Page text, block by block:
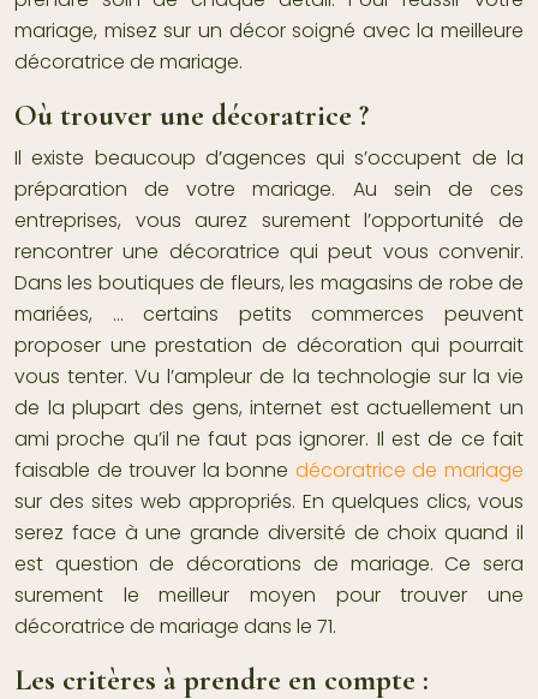
mariage, misez sur un décor soigné avec la meilleure
décoratrice de mariage.
Où trouver une décoratrice ?
Il existe beaucoup d’agences qui s’occupent de la
préparation de votre mariage. Au sein de ces
entreprises, vous aurez surement l’opportunité de
rencontrer une décoratrice qui peut vous convenir.
Dans les boutiques de fleurs, les magasins de robe de
mariées, … certains petits commerces peuvent
proposer une prestation de décoration qui pourrait
vous tenter. Vu l’ampleur de la technologie sur la vie
de la plupart des gens, internet est actuellement un
ami proche qu’il ne faut pas ignorer. Il est de ce fait
faisable de trouver la bonne décoratrice de mariage
sur des sites web appropriés. En quelques clics, vous
serez face à une grande diversité de choix quand il
est question dedécorations de mariage. Ce sera
surement le meilleur moyen pour trouver une
décoratrice de mariage dans le 71.
Les critères à prendre en compte :